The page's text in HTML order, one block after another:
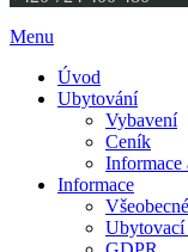
Menu
Úvod
Ubytování
Vybavení
Ceník
Informace
Informace
Ubytovací